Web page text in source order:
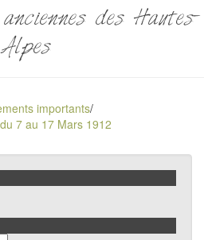
des Hautes-
Alpes
importants/
7 au 17 Mars 1912